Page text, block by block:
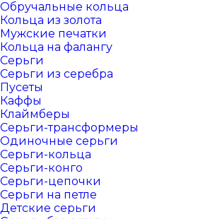
Обручальные кольца
Кольца из золота
Мужские печатки
Кольца на фалангу
Серьги
Серьги из серебра
Пусеты
Каффы
Клаймберы
Серьги-трансформеры
Одиночные серьги
Серьги-кольца
Серьги-конго
Серьги-цепочки
Серьги на петле
Детские серьги